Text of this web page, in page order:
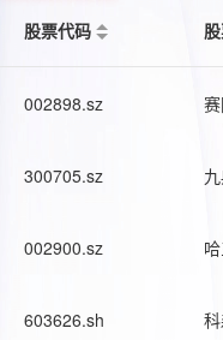
股票代码
002898.sz
300705.sz
002900.sz
603626.sh